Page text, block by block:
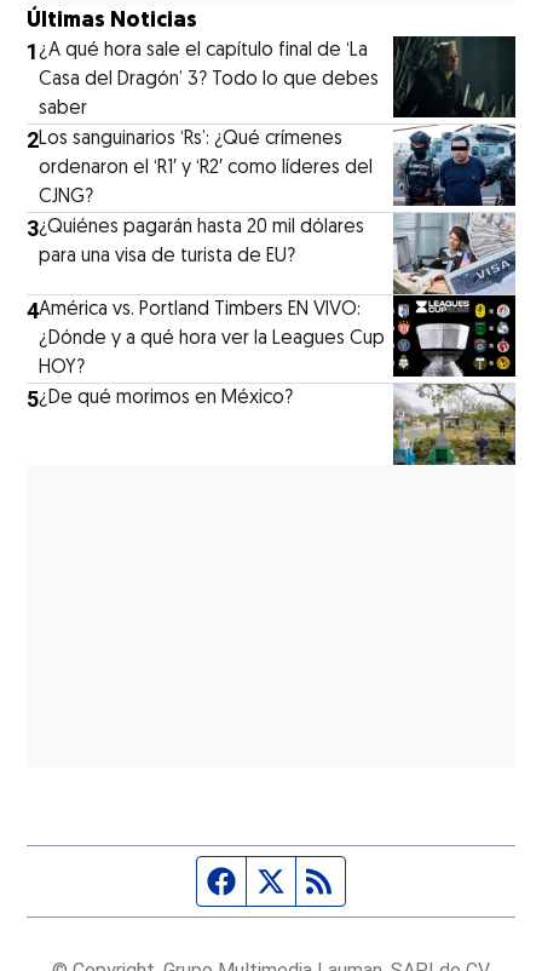
Últimas Noticias
1¿A qué hora sale el capítulo final de ‘La
Casa del Dragón’ 3? Todo lo que debes
saber
2Los sanguinarios ‘Rs’: ¿Qué crímenes
ordenaron el ‘R1′ y ‘R2′ como líderes del
CJNG?
3¿Quiénes pagarán hasta 20 mil dólares
para una visa de turista de EU?
4América vs. Portland Timbers EN VIVO:
¿Dónde y a qué hora ver la Leagues Cup
HOY?
5¿De qué morimos en México?
Página de Facebook
Fuente Twitter